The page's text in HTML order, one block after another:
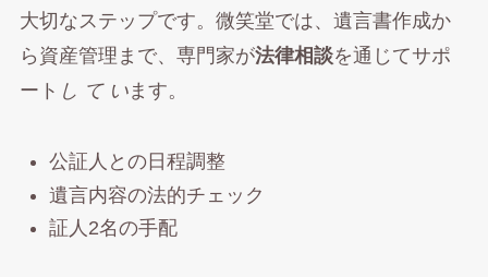
大切なステップです。微笑堂では、遺言書作成か
ら資産管理まで、専門家が法律相談を通じてサポ
ート し て います。
公証人との日程調整
遺言内容の法的チェック
証人2名の手配